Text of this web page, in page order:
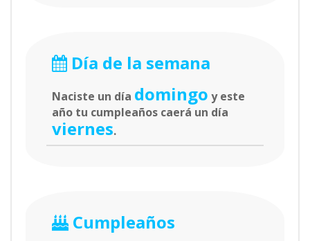
Día de la semana
Naciste un día domingo y este
año tu cumpleaños caerá un día
viernes.
Cumpleaños